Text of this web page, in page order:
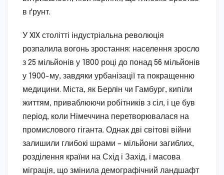
в ґрунт.
У XIX столітті індустріальна революція
розпалила вогонь зростання: населення зросло
з 25 мільйонів у 1800 році до понад 56 мільйонів
у 1900-му, завдяки урбанізації та покращенню
медицини. Міста, як Берлін чи Гамбург, кипіли
життям, приваблюючи робітників з сіл, і це був
період, коли Німеччина перетворювалася на
промислового гіганта. Однак дві світові війни
залишили глибокі шрами – мільйони загиблих,
розділення країни на Схід і Захід, і масова
міграція, що змінила демографічний ландшафт